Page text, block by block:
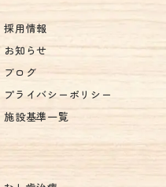
採用情報
お知らせ
ブログ
プライバシーポリシー
施設基準一覧